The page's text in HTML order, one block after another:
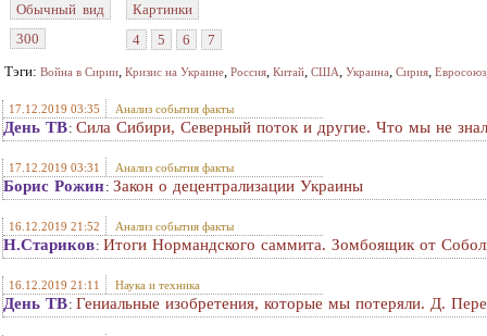
Обычный вид
300
Картинки
4
5 6
7
Тэги: Война в Сирии, Кризис на Украине, Россия, Китай, США, Украина, Сирия, Евросоюз
17.12.2019 03:35 Анализ события факты
День ТВ: Сила Сибири, Северный поток и другие. Что мы не
17.12.2019 03:31 Анализ события факты
Борис Рожин: Закон о децентрализации Украины
16.12.2019 21:52 Анализ события факты
Н.Стариков: Итоги Нормандского саммита. Зомбоящик от
16.12.2019 21:11 Наука и техника
День ТВ: Гениальные изобретения, которые мы потеряли. Д.